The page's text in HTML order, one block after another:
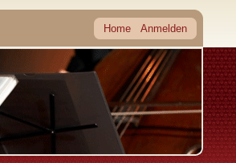
Home Anmelden